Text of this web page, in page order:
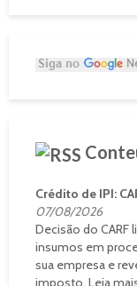
Crédito de IPI:
07/08/2026
Decisão do
insumos em
sua empresa e
imposto. Leia